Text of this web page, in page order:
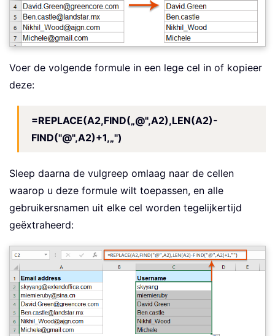
Voer de volgende formule in een lege cel in of kopieer
deze:
=REPLACE(A2,FIND(„@",A2),LEN(A2)-
FIND("@",A2)+1,„")
Sleep daarna de vulgreep omlaag naar de cellen
waarop u deze formule wilt toepassen, en alle
gebruikersnamen uit elke cel worden tegelijkertijd
geëxtraheerd: